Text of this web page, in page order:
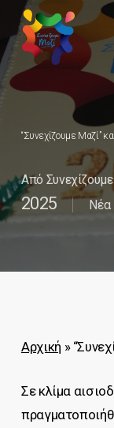
Skip
to
main
content
“Συνεχίζουμε Μαζί”
Από
2025
Νέα
Αρχική »
Σε κλίμα